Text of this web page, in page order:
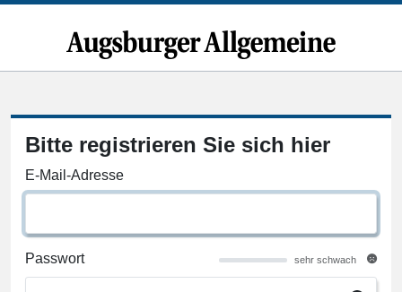
Bitte registrieren Sie sich hier
E-Mail-Adresse
Passwort sehr schwach